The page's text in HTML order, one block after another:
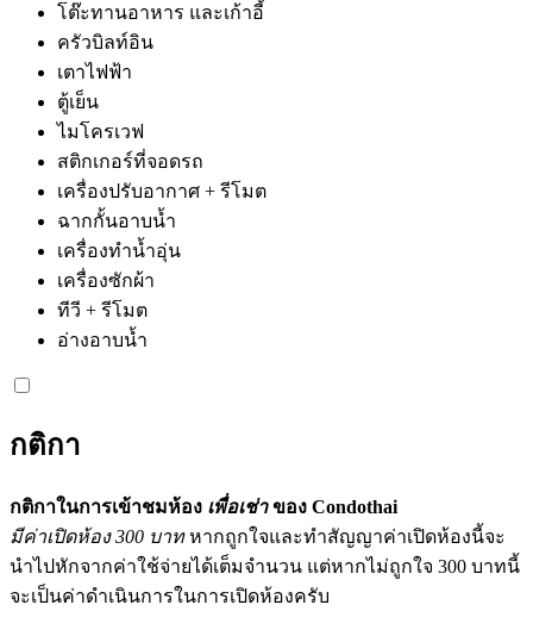
โต๊ะทานอาหาร และเก้าอี้
ครัวบิลท์อิน
เตาไฟฟ้า
ตู้เย็น
ไมโครเวฟ
สติกเกอร์ที่จอดรถ
เครื่องปรับอากาศ + รีโมต
ฉากกั้นอาบน้ำ
เครื่องทำน้ำอุ่น
เครื่องซักผ้า
ทีวี + รีโมต
อ่างอาบน้ำ
กติกา
กติกาในการเข้าชมห้อง เพื่อเช่าของ Condothai
มีค่าเปิดห้อง 300 บาทหากถูกใจและทำสัญญาค่าเปิดห้องนี้จะ
นำไปหักจากค่าใช้จ่ายได้เต็มจำนวน แต่หากไม่ถูกใจ 300 บาทนี้
จะเป็นค่าดำเนินการในการเปิดห้องครับ